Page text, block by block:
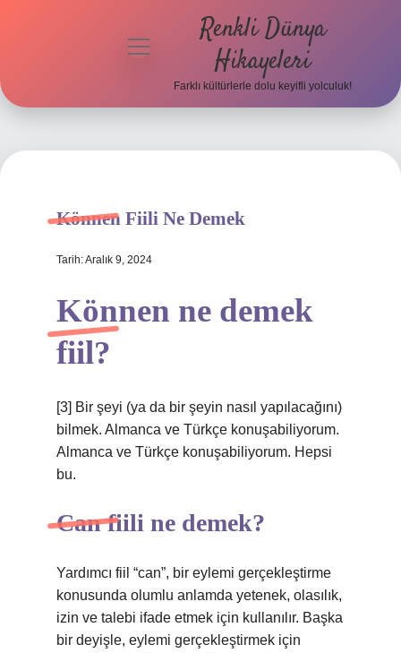
menüyü
Renkli Dünya
Hikayeleri
Farklı kültürlerle dolu keyifli yolculuk!
Können Fiili Ne Demek
Tarih: Aralık 9, 2024
Können ne demek
fiil?
[3] Bir şeyi (ya da bir şeyin nasıl yapılacağını)
bilmek. Almanca ve Türkçe konuşabiliyorum.
Almanca ve Türkçe konuşabiliyorum. Hepsi
bu.
Can fiili ne demek?
Yardımcı fiil “can”, bir eylemi gerçekleştirme
konusunda olumlu anlamda yetenek, olasılık,
izin ve talebi ifade etmek için kullanılır. Başka
bir deyişle, eylemi gerçekleştirmek için